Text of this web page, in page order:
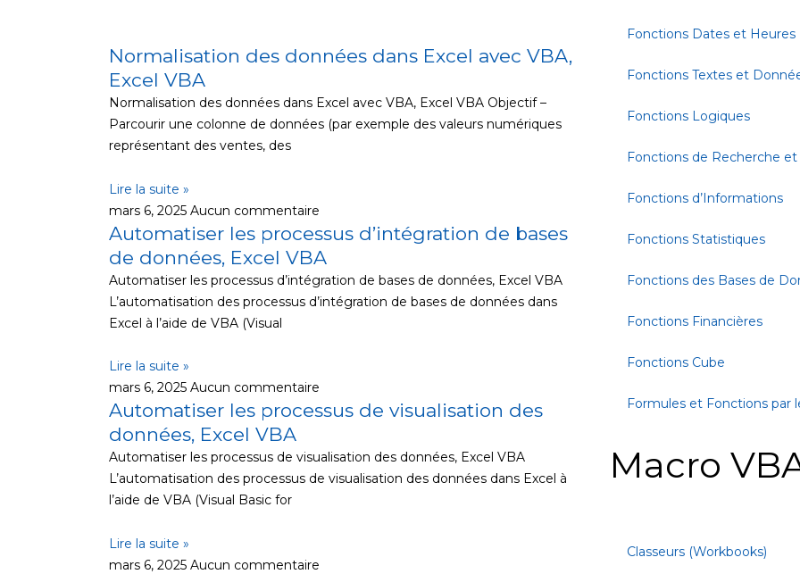
Normalisation des données dans Excel avec VBA,
Excel VBA
Normalisation des données dans Excel avec VBA, Excel VBA Objectif –
Parcourir une colonne de données (par exemple des valeurs numériques
représentant des ventes, des
Lire la suite »
mars 6, 2025 Aucun commentaire
Automatiser les processus d’intégration de bases
de données, Excel VBA
Automatiser les processus d’intégration de bases de données, Excel VBA
L’automatisation des processus d’intégration de bases de données dans
Excel à l’aide de VBA (Visual
Lire la suite »
mars 6, 2025 Aucun commentaire
Automatiser les processus de visualisation des
données, Excel VBA
Automatiser les processus de visualisation des données, Excel VBA
L’automatisation des processus de visualisation des données dans Excel à
l’aide de VBA (Visual Basic for
Lire la suite »
mars 6, 2025 Aucun commentaire
Page
Page
Page
Page
Page
Fonctions Dates et Heures
Fonctions Textes et
Fonctions Logiques
Fonctions de Recherche
Fonctions d’Informations
Fonctions Statistiques
Fonctions des Bases de
Fonctions Financières
Fonctions Cube
Formules et Fonctions par
Macro
Classeurs (Workbooks)